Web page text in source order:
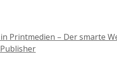
Printmedien – Der smarte